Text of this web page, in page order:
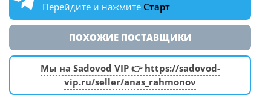
Перейдите и нажмите Старт
ПОХОЖИЕ ПОСТАВЩИКИ
Мы на Sadovod VIP 👉 https://sadovod-
vip.ru/seller/anas_rahmonov